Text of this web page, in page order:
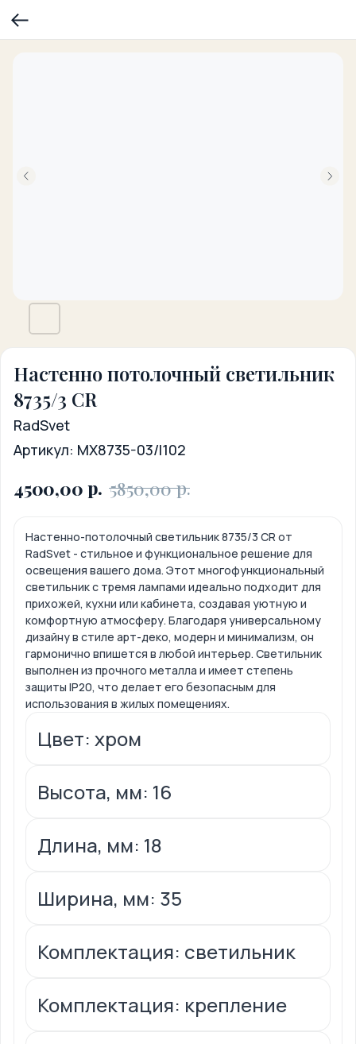
Настенно потолочный светильник
8735/3 CR
RadSvet
Артикул: MX8735-03/I102
4500,00 р. 5850,00 р.
Настенно-потолочный светильник 8735/3 CR от
RadSvet - стильное и функциональное решение для
освещения вашего дома. Этот многофункциональный
светильник с тремя лампами идеально подходит для
прихожей, кухни или кабинета, создавая уютную и
комфортную атмосферу. Благодаря универсальному
дизайну в стиле арт-деко, модерн и минимализм, он
гармонично впишется в любой интерьер. Светильник
выполнен из прочного металла и имеет степень
защиты IP20, что делает его безопасным для
использования в жилых помещениях.
Цвет: хром
Высота, мм: 16
Длина, мм: 18
Ширина, мм: 35
Комплектация: светильник
Комплектация: крепление